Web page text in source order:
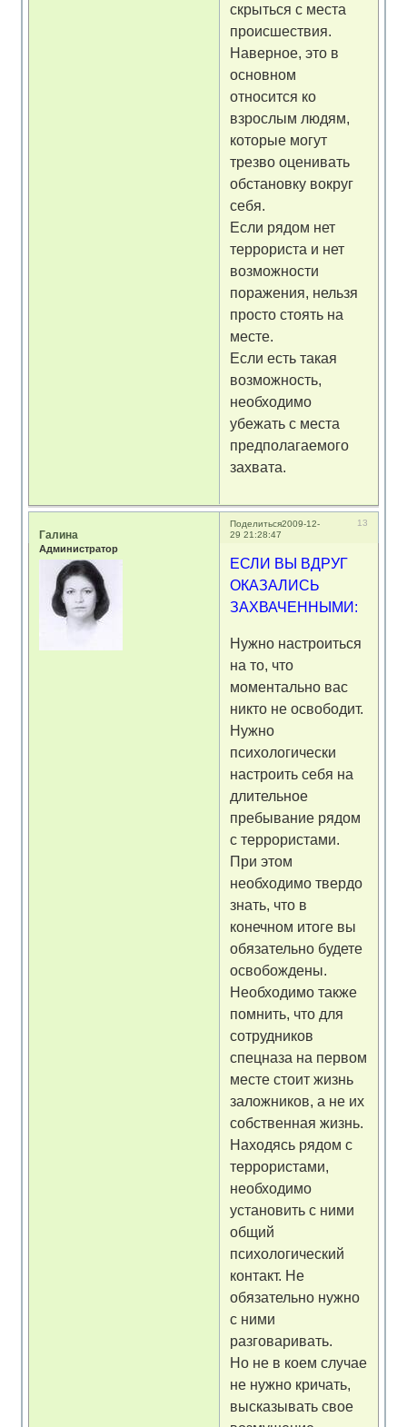
скрыться с места
происшествия.
Наверное, это в
основном
относится ко
взрослым людям,
которые могут
трезво оценивать
обстановку вокруг
себя.
Если рядом нет
террориста и нет
возможности
поражения, нельзя
просто стоять на
месте.
Если есть такая
возможность,
необходимо
убежать с места
предполагаемого
захвата.
Поделиться 13
2009-12-
29 21:28:47
Галина
Администратор
ЕСЛИ ВЫ ВДРУГ
ОКАЗАЛИСЬ
ЗАХВАЧЕННЫМИ:
Нужно настроиться
на то, что
моментально вас
никто не освободит.
Нужно
психологически
настроить себя на
длительное
пребывание рядом
с террористами.
При этом
необходимо твердо
знать, что в
конечном итоге вы
обязательно будете
освобождены.
Необходимо также
помнить, что для
сотрудников
спецназа на первом
месте стоит жизнь
заложников, а не их
собственная жизнь.
Находясь рядом с
террористами,
необходимо
установить с ними
общий
психологический
контакт. Не
обязательно нужно
с ними
разговаривать.
Но не в коем случае
не нужно кричать,
высказывать свое